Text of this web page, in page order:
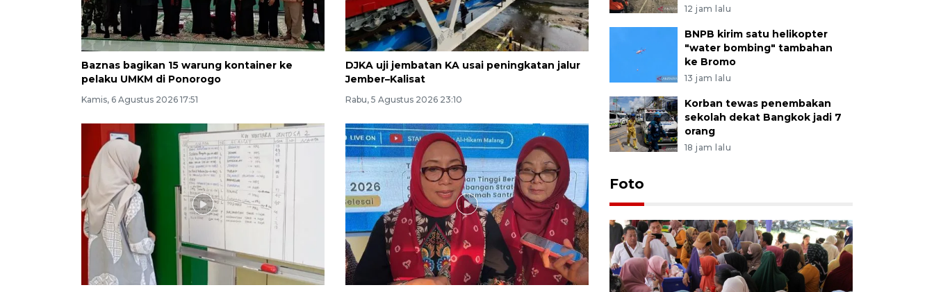
Baznas bagikan 15 warung kontainer ke
pelaku UMKM di Ponorogo
Kamis, 6 Agustus 2026 17:51
DJKA uji jembatan KA usai peningkatan jalur
Jember–Kalisat
Rabu, 5 Agustus 2026 23:10
12 jam lalu
BNPB kirim satu helikopter
"water bombing" tambahan
ke Bromo
13 jam lalu
Korban tewas penembakan
sekolah dekat Bangkok jadi 7
orang
18 jam lalu
Foto